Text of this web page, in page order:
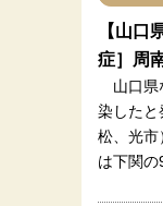
【山口
症］周
山口県
染したと
松、光市
は下関の